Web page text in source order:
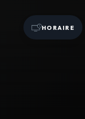
HORAIRE